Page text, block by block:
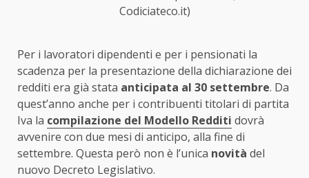
Codiciateco.it)
Per i lavoratori dipendenti e per i pensionati la
scadenza per la presentazione della dichiarazione dei
redditi era già stata anticipata al 30 settembre. Da
quest’anno anche per i contribuenti titolari di partita
Iva la compilazione del Modello Redditi dovrà
avvenire con due mesi di anticipo, alla fine di
settembre. Questa però non è l’unica novità del
nuovo Decreto Legislativo.